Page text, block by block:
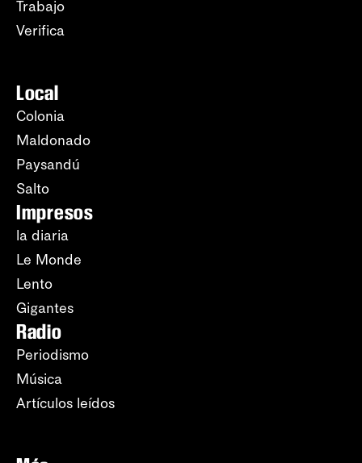
Trabajo
Verifica
Local
Colonia
Maldonado
Paysandú
Salto
Impresos
la diaria
Le Monde
Lento
Gigantes
Radio
Periodismo
Música
Artículos leídos